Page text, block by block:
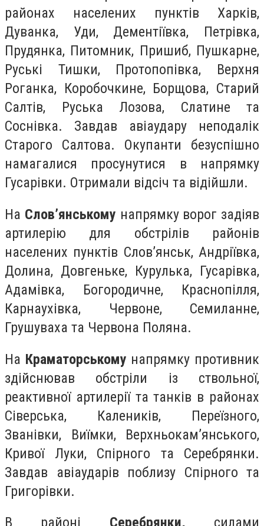
районах населених пунктів Харків,
Дуванка, Уди, Дементіївка, Петрівка,
Прудянка, Питомник, Пришиб, Пушкарне,
Руські Тишки, Протопопівка, Верхня
Роганка, Коробочкине, Борщова, Старий
Салтів, Руська Лозова, Слатине та
Соснівка. Завдав авіаудару неподалік
Старого Салтова. Окупанти безуспішно
намагалися просунутися в напрямку
Гусарівки. Отримали відсіч та відійшли.
На Слов’янському напрямку ворог задіяв
артилерію для обстрілів районів
населених пунктів Словʼянськ, Андріївка,
Долина, Довгеньке, Курулька, Гусарівка,
Адамівка, Богородичне, Краснопілля,
Карнаухівка, Червоне, Семиланне,
Грушуваха та Червона Поляна.
На Краматорському напрямку противник
здійснював обстріли із ствольної,
реактивної артилерії та танків в районах
Сіверська, Калеників, Переїзного,
Званівки, Виїмки, Верхньокам’янського,
Кривої Луки, Спірного та Серебрянки.
Завдав авіаударів поблизу Спірного та
Григорівки.
В районі Серебрянки, силами